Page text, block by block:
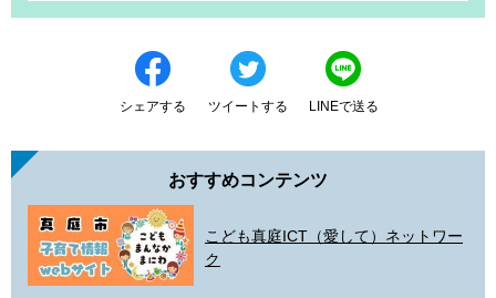
シェアする ツイートする LINEで送る
おすすめコンテンツ
こども真庭ICT（愛して）ネットワー
ク